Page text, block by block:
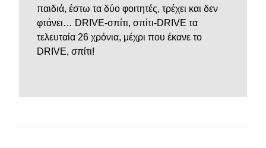
παιδιά, έστω τα δύο φοιτητές, τρέχει και δεν
φτάνει… DRIVE-σπίτι, σπίτι-DRIVE τα
τελευταία 26 χρόνια, μέχρι που έκανε το
DRIVE, σπίτι!